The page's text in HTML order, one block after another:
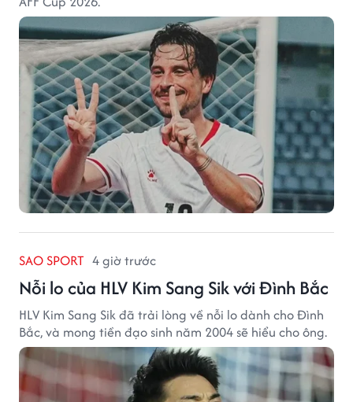
SAO SPORT 4 giờ trước
Nỗi lo của HLV Kim Sang Sik với Đình Bắc
HLV Kim Sang Sik đã trải lòng về nỗi lo dành cho Đình
Bắc, và mong tiền đạo sinh năm 2004 sẽ hiểu cho ông.